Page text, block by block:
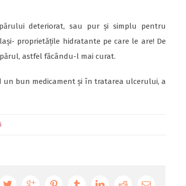
deteriorat, sau pur și simplu pentru
proprietățile hidratante pe care le are! De
astfel făcându-l mai curat.
un bun medicament și în tratarea ulcerului, a